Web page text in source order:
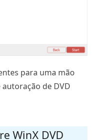
para uma mão
de DVD
WinX DVD